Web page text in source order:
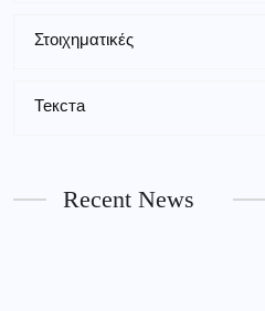
Στοιχηματικές
Текста
Recent News